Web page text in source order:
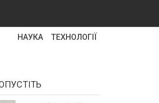
НАУКА ТЕХНОЛОГІЇ